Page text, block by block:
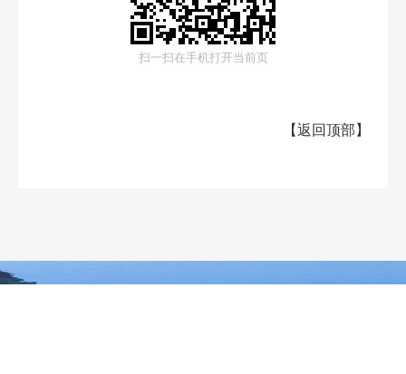
扫一扫在手机打开当前页
【返回顶部 】